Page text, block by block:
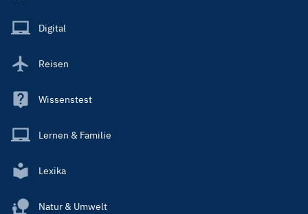
Main
Digital
Reisen
Wissenstest
Lernen & Familie
Lexika
Natur & Umwelt